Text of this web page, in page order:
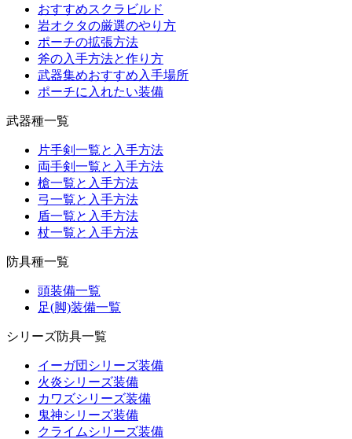
おすすめスクラビルド
岩オクタの厳選のやり方
ポーチの拡張方法
斧の入手方法と作り方
武器集めおすすめ入手場所
ポーチに入れたい装備
武器種一覧
片手剣一覧と入手方法
両手剣一覧と入手方法
槍一覧と入手方法
弓一覧と入手方法
盾一覧と入手方法
杖一覧と入手方法
防具種一覧
頭装備一覧
足(脚)装備一覧
シリーズ防具一覧
イーガ団シリーズ装備
火炎シリーズ装備
カワズシリーズ装備
鬼神シリーズ装備
クライムシリーズ装備